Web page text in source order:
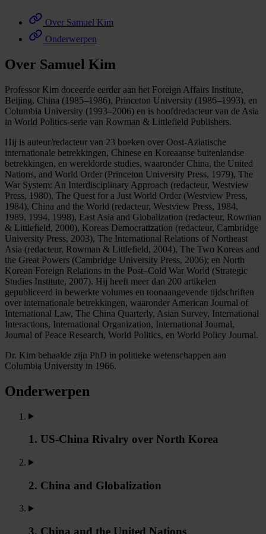
Over Samuel Kim
Onderwerpen
Over Samuel Kim
Professor Kim doceerde eerder aan het Foreign Affairs Institute,
Beijing, China (1985–1986), Princeton University (1986–1993), en
Columbia University (1993–2006) en is hoofdredacteur van de Asia
in World Politics-serie van Rowman & Littlefield Publishers.
Hij is auteur/redacteur van 23 boeken over Oost-Aziatische
internationale betrekkingen, Chinese en Koreaanse buitenlandse
betrekkingen, en wereldorde studies, waaronder China, the United
Nations, and World Order (Princeton University Press, 1979), The
War System: An Interdisciplinary Approach (redacteur, Westview
Press, 1980), The Quest for a Just World Order (Westview Press,
1984), China and the World (redacteur, Westview Press, 1984,
1989, 1994, 1998), East Asia and Globalization (redacteur, Rowman
& Littlefield, 2000), Koreas Democratization (redacteur, Cambridge
University Press, 2003), The International Relations of Northeast
Asia (redacteur, Rowman & Littlefield, 2004), The Two Koreas and
the Great Powers (Cambridge University Press, 2006); en North
Korean Foreign Relations in the Post–Cold War World (Strategic
Studies Institute, 2007). Hij heeft meer dan 200 artikelen
gepubliceerd in bewerkte volumes en toonaangevende tijdschriften
over internationale betrekkingen, waaronder American Journal of
International Law, The China Quarterly, Asian Survey, International
Interactions, International Organization, International Journal,
Journal of Peace Research, World Politics, en World Policy Journal.
Dr. Kim behaalde zijn PhD in politieke wetenschappen aan
Columbia University in 1966.
Onderwerpen
1. US-China Rivalry over North Korea
2. China and Globalization
3. China and the United Nations